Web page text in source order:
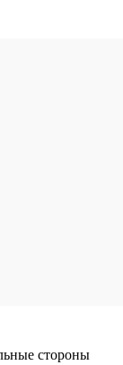
стороны